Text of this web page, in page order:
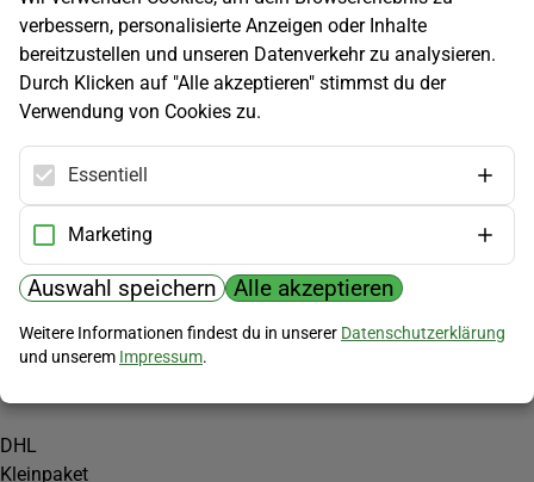
unserem Newsletter!
Jetzt anmelden
Hilfe
Kundenservice
Widerrufsbelehrung
Versandkosten
Zahlungsmöglichkeiten
PayPal
Vorkasse
Versand
DHL
Kleinpaket
verbessern, personalisierte Anzeigen oder Inhalte
bereitzustellen und unseren Datenverkehr zu analysieren.
Durch Klicken auf "Alle akzeptieren" stimmst du der
Verwendung von Cookies zu.
Essentiell
Marketing
Auswahl speichern Alle akzeptieren
Weitere Informationen findest du in unserer Datenschutzerklärung
und unserem Impressum.